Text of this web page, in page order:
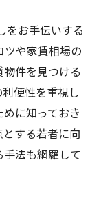
をお手伝いする
や家賃相場の
件を見つける
便性を重視し
に知っておき
する若者に向
法も網羅して